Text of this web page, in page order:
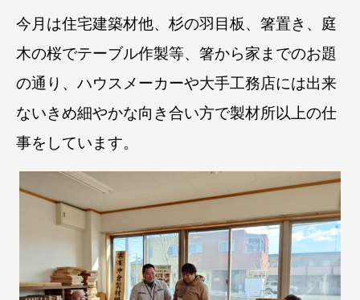
今月は住宅建築材他、杉の羽目板、箸置き、庭
木の桜でテーブル作製等、箸から家までのお題
の通り、ハウスメーカーや大手工務店には出来
ないきめ細やかな向き合い方で製材所以上の仕
事をしています。